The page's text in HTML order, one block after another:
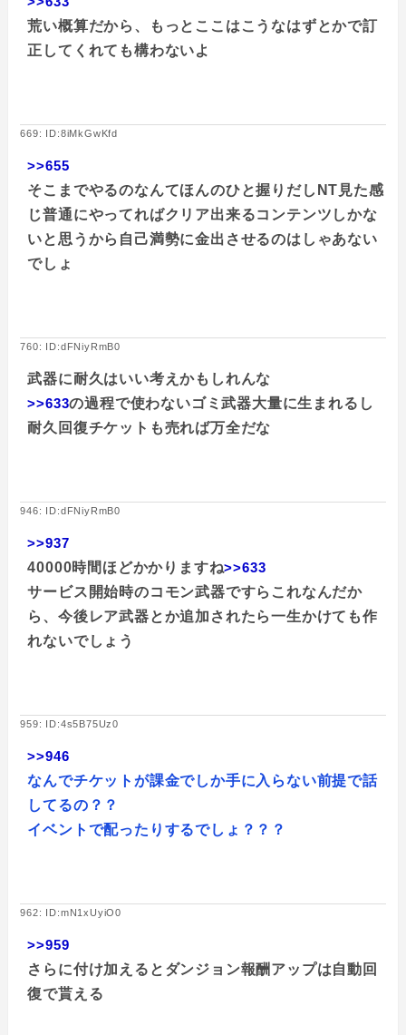
荒い概算だから、もっとここはこうなはずとかで訂
正してくれても構わないよ
669: ID:8iMkGwKfd
>>655
そこまでやるのなんてほんのひと握りだしNT見た感
じ普通にやってればクリア出来るコンテンツしかな
いと思うから自己満勢に金出させるのはしゃあない
でしょ
760: ID:dFNiyRmB0
武器に耐久はいい考えかもしれんな
>>633の過程で使わないゴミ武器大量に生まれるし
耐久回復チケットも売れば万全だな
946: ID:dFNiyRmB0
>>937
40000時間ほどかかりますね>>633
サービス開始時のコモン武器ですらこれなんだか
ら、今後レア武器とか追加されたら一生かけても作
れないでしょう
959: ID:4s5B75Uz0
>>946
なんでチケットが課金でしか手に入らない前提で話
してるの？？
イベントで配ったりするでしょ？？？
962: ID:mN1xUyiO0
>>959
さらに付け加えるとダンジョン報酬アップは自動回
復で貰える